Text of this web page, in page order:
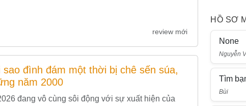
review mới
đình đám một thời bị chê sến súa,
năm 2000
đang vô cùng sôi động với sự xuất hiện của
HỒ SƠ
None
Nguyễn
Tìm
Bùi